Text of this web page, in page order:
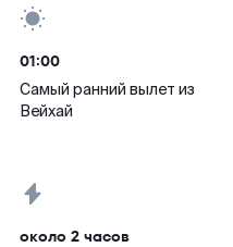
01:00
Самый ранний вылет из
Вейхай
около 2 часов